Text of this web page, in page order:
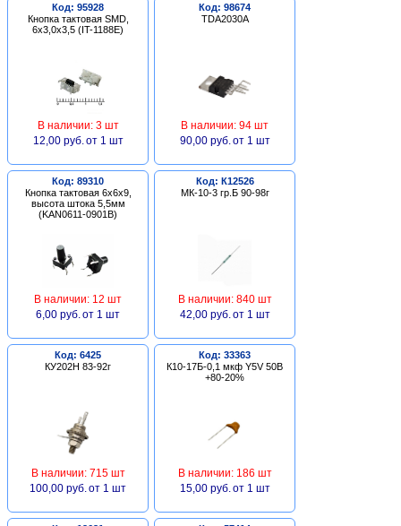
Код: 95928
Кнопка тактовая SMD,
6х3,0х3,5 (IT-1188E)
В наличии: 3 шт
12,00 руб. от 1 шт
Код: 98674
TDA2030A
В наличии: 94 шт
90,00 руб. от 1 шт
Код: 89310
Кнопка тактовая 6х6х9,
высота штока 5,5мм
(KAN0611-0901B)
В наличии: 12 шт
6,00 руб. от 1 шт
Код: К12526
МК-10-3 гр.Б 90-98г
В наличии: 840 шт
42,00 руб. от 1 шт
Код: 6425
КУ202Н 83-92г
В наличии: 715 шт
100,00 руб. от 1 шт
Код: 33363
К10-17Б-0,1 мкф Y5V 50В
+80-20%
В наличии: 186 шт
15,00 руб. от 1 шт